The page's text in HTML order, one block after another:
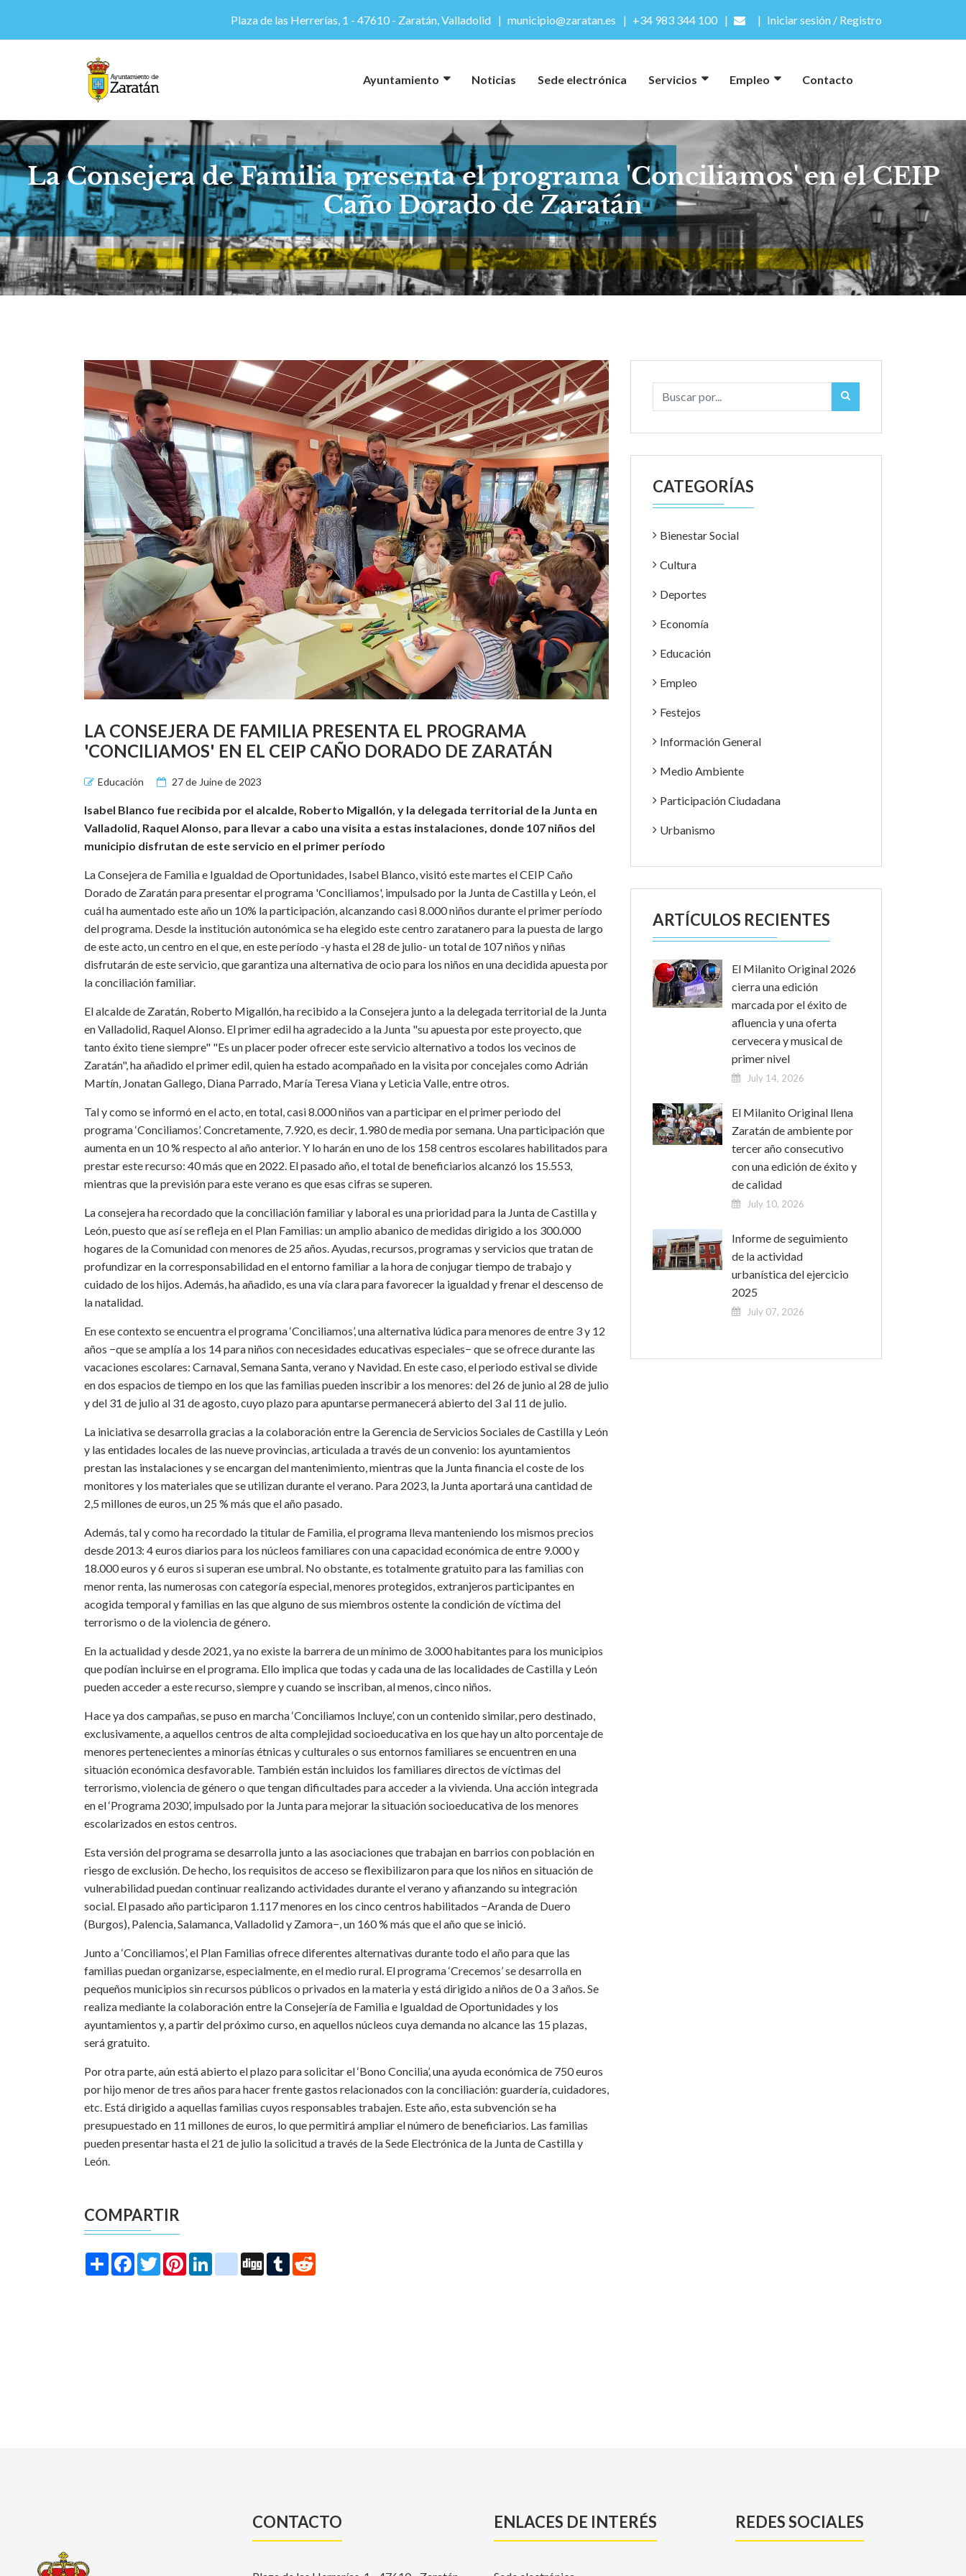
Plaza de las Herrerías, 1 - 47610 - Zaratán, Valladolid municipio@zaratan.es +34 983 344 100 Iniciar sesión / Registro
Ayuntamiento Noticias Sede electrónica Servicios Empleo Contacto
La Consejera de Familia presenta el programa 'Conciliamos' en el CEIP
Caño Dorado de Zaratán
LA CONSEJERA DE FAMILIA PRESENTA EL PROGRAMA
'CONCILIAMOS' EN EL CEIP CAÑO DORADO DE ZARATÁN
Educación 27 de Juine de 2023
Isabel Blanco fue recibida por el alcalde, Roberto Migallón, y la delegada territorial de la Junta en
Valladolid, Raquel Alonso, para llevar a cabo una visita a estas instalaciones, donde 107 niños del
municipio disfrutan de este servicio en el primer período
La Consejera de Familia e Igualdad de Oportunidades, Isabel Blanco, visitó este martes el CEIP Caño
Dorado de Zaratán para presentar el programa 'Conciliamos', impulsado por la Junta de Castilla y León, el
cuál ha aumentado este año un 10% la participación, alcanzando casi 8.000 niños durante el primer período
del programa. Desde la institución autonómica se ha elegido este centro zaratanero para la puesta de largo
de este acto, un centro en el que, en este período -y hasta el 28 de julio- un total de 107 niños y niñas
disfrutarán de este servicio, que garantiza una alternativa de ocio para los niños en una decidida apuesta por
la conciliación familiar.
El alcalde de Zaratán, Roberto Migallón, ha recibido a la Consejera junto a la delegada territorial de la Junta
en Valladolid, Raquel Alonso. El primer edil ha agradecido a la Junta "su apuesta por este proyecto, que
tanto éxito tiene siempre" "Es un placer poder ofrecer este servicio alternativo a todos los vecinos de
Zaratán", ha añadido el primer edil, quien ha estado acompañado en la visita por concejales como Adrián
Martín, Jonatan Gallego, Diana Parrado, María Teresa Viana y Leticia Valle, entre otros.
Tal y como se informó en el acto, en total, casi 8.000 niños van a participar en el primer periodo del
programa ‘Conciliamos’. Concretamente, 7.920, es decir, 1.980 de media por semana. Una participación que
aumenta en un 10 % respecto al año anterior. Y lo harán en uno de los 158 centros escolares habilitados para
prestar este recurso: 40 más que en 2022. El pasado año, el total de beneficiarios alcanzó los 15.553,
mientras que la previsión para este verano es que esas cifras se superen.
La consejera ha recordado que la conciliación familiar y laboral es una prioridad para la Junta de Castilla y
León, puesto que así se refleja en el Plan Familias: un amplio abanico de medidas dirigido a los 300.000
hogares de la Comunidad con menores de 25 años. Ayudas, recursos, programas y servicios que tratan de
profundizar en la corresponsabilidad en el entorno familiar a la hora de conjugar tiempo de trabajo y
cuidado de los hijos. Además, ha añadido, es una vía clara para favorecer la igualdad y frenar el descenso de
la natalidad.
En ese contexto se encuentra el programa ‘Conciliamos’, una alternativa lúdica para menores de entre 3 y 12
años −que se amplía a los 14 para niños con necesidades educativas especiales− que se ofrece durante las
vacaciones escolares: Carnaval, Semana Santa, verano y Navidad. En este caso, el periodo estival se divide
en dos espacios de tiempo en los que las familias pueden inscribir a los menores: del 26 de junio al 28 de julio
y del 31 de julio al 31 de agosto, cuyo plazo para apuntarse permanecerá abierto del 3 al 11 de julio.
La iniciativa se desarrolla gracias a la colaboración entre la Gerencia de Servicios Sociales de Castilla y León
y las entidades locales de las nueve provincias, articulada a través de un convenio: los ayuntamientos
prestan las instalaciones y se encargan del mantenimiento, mientras que la Junta financia el coste de los
monitores y los materiales que se utilizan durante el verano. Para 2023, la Junta aportará una cantidad de
2,5 millones de euros, un 25 % más que el año pasado.
Además, tal y como ha recordado la titular de Familia, el programa lleva manteniendo los mismos precios
desde 2013: 4 euros diarios para los núcleos familiares con una capacidad económica de entre 9.000 y
18.000 euros y 6 euros si superan ese umbral. No obstante, es totalmente gratuito para las familias con
menor renta, las numerosas con categoría especial, menores protegidos, extranjeros participantes en
acogida temporal y familias en las que alguno de sus miembros ostente la condición de víctima del
terrorismo o de la violencia de género.
En la actualidad y desde 2021, ya no existe la barrera de un mínimo de 3.000 habitantes para los municipios
que podían incluirse en el programa. Ello implica que todas y cada una de las localidades de Castilla y León
pueden acceder a este recurso, siempre y cuando se inscriban, al menos, cinco niños.
Hace ya dos campañas, se puso en marcha ‘Conciliamos Incluye’, con un contenido similar, pero destinado,
exclusivamente, a aquellos centros de alta complejidad socioeducativa en los que hay un alto porcentaje de
menores pertenecientes a minorías étnicas y culturales o sus entornos familiares se encuentren en una
situación económica desfavorable. También están incluidos los familiares directos de víctimas del
terrorismo, violencia de género o que tengan dificultades para acceder a la vivienda. Una acción integrada
en el ‘Programa 2030’, impulsado por la Junta para mejorar la situación socioeducativa de los menores
escolarizados en estos centros.
Esta versión del programa se desarrolla junto a las asociaciones que trabajan en barrios con población en
riesgo de exclusión. De hecho, los requisitos de acceso se flexibilizaron para que los niños en situación de
vulnerabilidad puedan continuar realizando actividades durante el verano y afianzando su integración
social. El pasado año participaron 1.117 menores en los cinco centros habilitados −Aranda de Duero
(Burgos), Palencia, Salamanca, Valladolid y Zamora−, un 160 % más que el año que se inició.
Junto a ‘Conciliamos’, el Plan Familias ofrece diferentes alternativas durante todo el año para que las
familias puedan organizarse, especialmente, en el medio rural. El programa ‘Crecemos’ se desarrolla en
pequeños municipios sin recursos públicos o privados en la materia y está dirigido a niños de 0 a 3 años. Se
realiza mediante la colaboración entre la Consejería de Familia e Igualdad de Oportunidades y los
ayuntamientos y, a partir del próximo curso, en aquellos núcleos cuya demanda no alcance las 15 plazas,
será gratuito.
Por otra parte, aún está abierto el plazo para solicitar el ‘Bono Concilia’, una ayuda económica de 750 euros
por hijo menor de tres años para hacer frente gastos relacionados con la conciliación: guardería, cuidadores,
etc. Está dirigido a aquellas familias cuyos responsables trabajen. Este año, esta subvención se ha
presupuestado en 11 millones de euros, lo que permitirá ampliar el número de beneficiarios. Las familias
pueden presentar hasta el 21 de julio la solicitud a través de la Sede Electrónica de la Junta de Castilla y
León.
COMPARTIR
Share Facebook
TwitterPinterestLinkedIninstagram
Digg Tumblr
CATEGORÍAS
Bienestar Social
Cultura
Deportes
Economía
Educación
Empleo
Festejos
Información General
Medio Ambiente
Participación Ciudadana
Urbanismo
ARTÍCULOS RECIENTES
El Milanito Original 2026
cierra una edición
marcada por el éxito de
afluencia y una oferta
cervecera y musical de
primer nivel
July 14, 2026
El Milanito Original llena
Zaratán de ambiente por
tercer año consecutivo
con una edición de éxito y
de calidad
July 10, 2026
Informe de seguimiento
de la actividad
urbanística del ejercicio
2025
July 07, 2026
CONTACTO ENLACES DE INTERÉS REDES SOCIALES